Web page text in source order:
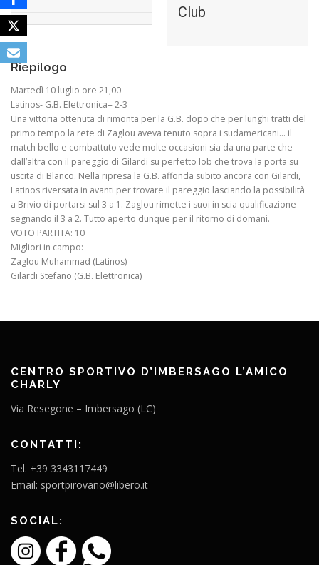
Club
Riepilogo
Martedì 10 luglio ore 21,00
Latinos- G.B. Elettronica= 2-3
Una vittoria ottenuta di rimonta per la G.B. dopo che per lunghi tratti del
primo tempo la rete di Zaglou aveva tenuto sopra i sudamericani… il
match bello e combattuto vede molte occasioni sia da una parte che
dall’altra con il pareggio di Gilardi su perfetto lob che trova la porta su
uscita di Blanco. Nella ripresa la G.B. affonda subito ancora con Gilardi,
Latinos riversata in avanti per trovare il pareggio lasciando la possibilità
a Brivio di portarsi sul 3 a 1. Zaglou rimette i suoi in scia qualificazione
segnando il 3 a 2. Tutto aperto dunque per il ritorno di domani.
VOTO PARTITA: 10
Migliori in campo:
Zaglou Muhammad (Latinos)
Gilardi Stefano (G.B. Elettronica)
CENTRO SPORTIVO D’IMBERSAGO L’AMICO
CHARLY
Via Resegone – Imbersago (LC)
CONTATTI:
Tel. +39 3343117449
Email: sportpirovano@libero.it
SOCIAL: